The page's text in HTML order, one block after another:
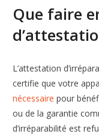
Que faire
L’attestation
certifie que votre
nécessaire pour
ou de la garantie
d’irréparabilité est